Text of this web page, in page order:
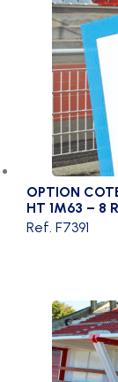
OPTION
HT 1M63 – 8
Ref. F7391